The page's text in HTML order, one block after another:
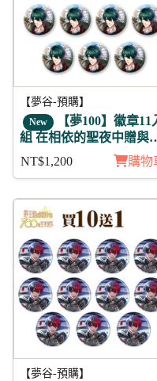
【夢谷-預購】
New 【夢100】徽章11
組 在相依的聖夜中贈與
愛 伊薩克 未覺
NT$1,200 購物
【夢谷-預購】